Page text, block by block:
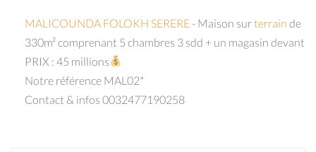
MALICOUNDA FOLOKH SERERE - Maison surterrain de
330m² comprenant 5 chambres 3 sdd + un magasin devant
PRIX : 45 millions
Notre référence MAL02*
Contact & infos 0032477190258